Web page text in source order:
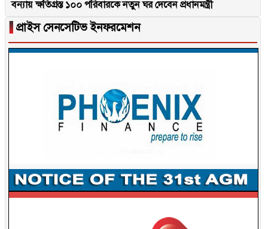
বন্যায় ক্ষতিগ্রস্ত ১০০ পরিবারকে নতুন ঘর দেবেন প্রধানমন্ত্রী
▐ প্রাইস সেনসেটিভ ইনফরমেশন